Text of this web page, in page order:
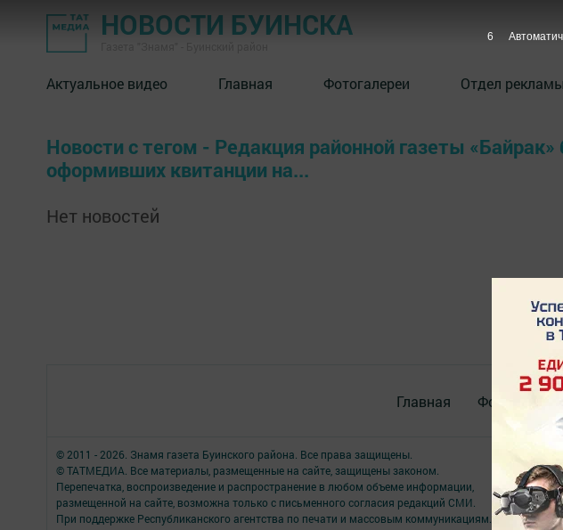
НОВОСТИ БУИНСКА
Актуальное видео Главная Фотогалереи Отдел рекламы
Новости с тегом - Редакция районной газеты
оформивших квитанции на...
Нет новостей
Главная Фотогалереи
© 2011 - 2026. Знамя газета Буинского района. Все права защищены.
© ТАТМЕДИА. Все материалы, размещенные на сайте, защищены законом.
Перепечатка, воспроизведение и распространение в любом объеме информации,
размещенной на сайте, возможна только с письменного согласия редакций СМИ.
При поддержке Республиканского агентства по печати и массовым коммуникациям.
6